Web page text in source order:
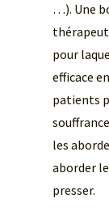
…). Une
pour
efficace
patients
les
aborder
presser.